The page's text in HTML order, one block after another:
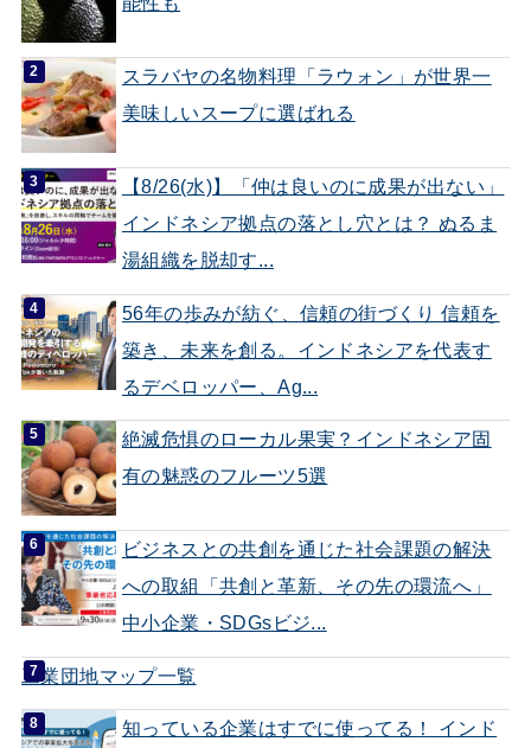
スラバヤの名物料理「ラウォン」が世界一
美味しいスープに選ばれる
【8/26(水)】「仲は良いのに成果が出ない」
インドネシア拠点の落とし穴とは？ ぬるま
湯組織を脱却す...
56年の歩みが紡ぐ、信頼の街づくり 信頼を
築き、未来を創る。インドネシアを代表す
るデベロッパー、Ag...
絶滅危惧のローカル果実？インドネシア固
有の魅惑のフルーツ5選
ビジネスとの共創を通じた社会課題の解決
への取組「共創と革新、その先の環流へ」
中小企業・SDGsビジ...
工業団地マップ一覧
知っている企業はすでに使ってる！ インド